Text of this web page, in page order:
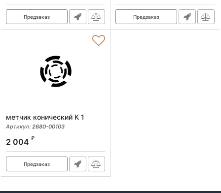
Предзаказ Предзаказ
метчик конический К 1
Артикул: 2680-00103
2 004 ₽
Предзаказ